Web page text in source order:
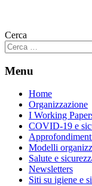
Cerca
Menu
Home
Organizzazione
I Working
COVID-19 e
Modelli
Salute e
Newsletters
Siti su igiene e